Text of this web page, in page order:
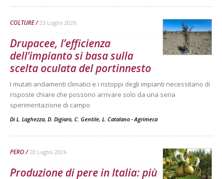
COLTURE 23 Luglio 2026
Drupacee, l’efficienza
dell’impianto si basa sulla
scelta oculata del portinnesto
I mutati andamenti climatici e i ristoppi degli impianti necessitano di
risposte chiare che possono arrivare solo da una seria
sperimentazione di campo
Di L. Laghezza, D. Digiaro, C. Gentile, L. Catalano - Agrimeca -
PERO 20 Luglio 2026
Produzione di pere in Italia: più